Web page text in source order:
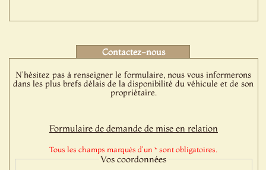
Contactez-nous
N'hésitez pas à renseigner le formulaire, nous vous informerons
dans les plus brefs délais de la disponibilité du véhicule et de son
propriétaire.
Formulaire de demande de mise en relation
Tous les champs marqués d'un * sont obligatoires.
Vos coordonnées